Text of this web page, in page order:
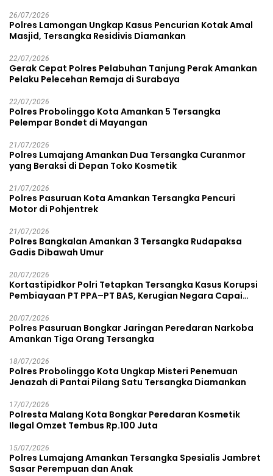
26/07/2026
Polres Lamongan Ungkap Kasus Pencurian Kotak Amal
Masjid, Tersangka Residivis Diamankan
22/07/2026
Gerak Cepat Polres Pelabuhan Tanjung Perak Amankan
Pelaku Pelecehan Remaja di Surabaya
22/07/2026
Polres Probolinggo Kota Amankan 5 Tersangka
Pelempar Bondet di Mayangan
21/07/2026
Polres Lumajang Amankan Dua Tersangka Curanmor
yang Beraksi di Depan Toko Kosmetik
21/07/2026
Polres Pasuruan Kota Amankan Tersangka Pencuri
Motor di Pohjentrek
21/07/2026
Polres Bangkalan Amankan 3 Tersangka Rudapaksa
Gadis Dibawah Umur
20/07/2026
Kortastipidkor Polri Tetapkan Tersangka Kasus Korupsi
Pembiayaan PT PPA–PT BAS, Kerugian Negara Capai
20/07/2026
Polres Pasuruan Bongkar Jaringan Peredaran Narkoba
Amankan Tiga Orang Tersangka
18/07/2026
Polres Probolinggo Kota Ungkap Misteri Penemuan
Jenazah di Pantai Pilang Satu Tersangka Diamankan
17/07/2026
Polresta Malang Kota Bongkar Peredaran Kosmetik
Ilegal Omzet Tembus Rp.100 Juta
15/07/2026
Polres Lumajang Amankan Tersangka Spesialis Jambret
Sasar Perempuan dan Anak